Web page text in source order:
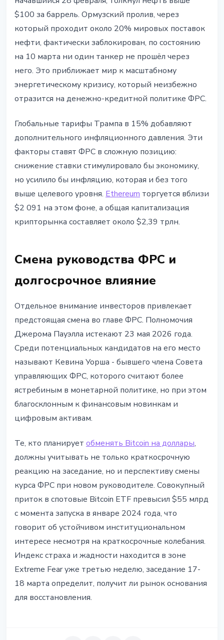
$100 за баррель. Ормузский пролив, через
который проходит около 20% мировых поставок
нефти, фактически заблокирован, по состоянию
на 10 марта ни один танкер не прошёл через
него. Это приближает мир к масштабному
энергетическому кризису, который неизбежно
отразится на денежно-кредитной политике ФРС.
Глобальные тарифы Трампа в 15% добавляют
дополнительного инфляционного давления. Эти
факторы ставят ФРС в сложную позицию:
снижение ставки стимулировало бы экономику,
но усилило бы инфляцию, которая и без того
выше целевого уровня. Ethereum торгуется вблизи
$2 091 на этом фоне, а общая капитализация
крипторынка составляет около $2,39 трлн.
Смена руководства ФРС и
долгосрочное влияние
Отдельное внимание инвесторов привлекает
предстоящая смена во главе ФРС. Полномочия
Джерома Пауэлла истекают 23 мая 2026 года.
Среди потенциальных кандидатов на его место
называют Кевина Уорша - бывшего члена Совета
управляющих ФРС, которого считают более
ястребиным в монетарной политике, но при этом
благосклонным к финансовым новинкам и
цифровым активам.
Те, кто планирует обменять Bitcoin на доллары,
должны учитывать не только краткосрочную
реакцию на заседание, но и перспективу смены
курса ФРС при новом руководителе. Совокупный
приток в спотовые Bitcoin ETF превысил $55 млрд
с момента запуска в январе 2024 года, что
говорит об устойчивом институциональном
интересе несмотря на краткосрочные колебания.
Индекс страха и жадности находится в зоне
Extreme Fear уже третью неделю, заседание 17-
18 марта определит, получит ли рынок основания
для восстановления.